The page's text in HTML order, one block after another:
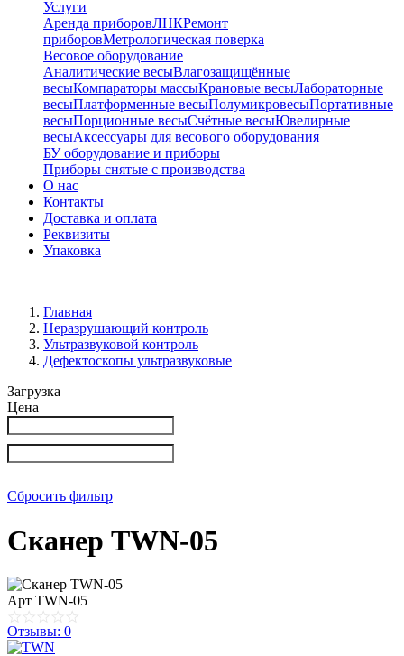
Услуги
Аренда приборовЛНКРемонт
приборовМетрологическая поверка
Весовое оборудование
Аналитические весыВлагозащищённые
весыКомпараторы массыКрановые весыЛабораторные
весыПлатформенные весыПолумикровесыПортативные
весыПорционные весыСчётные весыЮвелирные
весыАксессуары для весового оборудования
БУ оборудование и приборы
Приборы снятые с производства
О нас
Контакты
Доставка и оплата
Реквизиты
Упаковка
Главная
Неразрушающий контроль
Ультразвуковой контроль
Дефектоскопы ультразвуковые
Загрузка
Цена
Сбросить фильтр
Сканер TWN-05
Арт TWN-05
Отзывы: 0